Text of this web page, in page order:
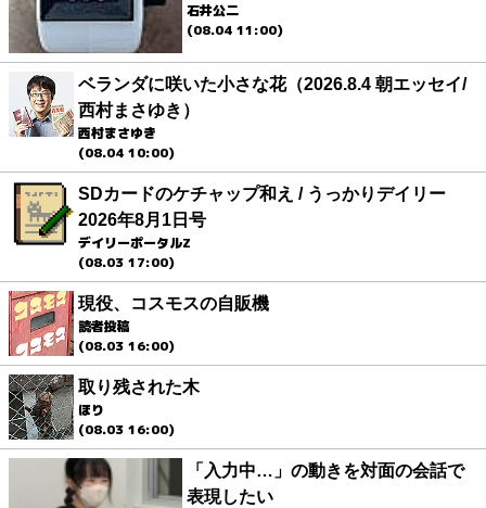
石井公二
(08.04 11:00)
ベランダに咲いた小さな花（2026.8.4 朝エッセイ/
西村まさゆき）
西村まさゆき
(08.04 10:00)
SDカードのケチャップ和え / うっかりデイリー
2026年8月1日号
デイリーポータルZ
(08.03 17:00)
現役、コスモスの自販機
読者投稿
(08.03 16:00)
取り残された木
ほり
(08.03 16:00)
「入力中…」の動きを対面の会話で
表現したい